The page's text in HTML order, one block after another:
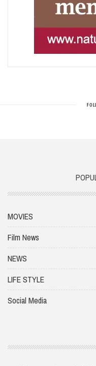
MOVIES
Film News
NEWS
LIFE STYLE
Social Media